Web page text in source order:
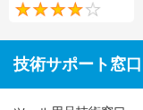
技術サポート窓口